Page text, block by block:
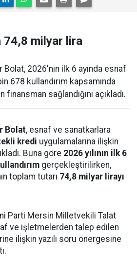
74,8 milyar lira
Bolat, 2026'nın ilk 6 ayında esnaf
678 kullandırım kapsamında
finansman sağlandığını açıkladı.
Bolat, esnaf ve sanatkarlara
kredi uygulamalarına ilişkin
Buna göre 2026 yılının ilk 6
gerçekleştirilirken,
toplam tutarı 74,8 milyar lirayı
Parti Mersin Milletvekili Talat
ve işletmelerden talep edilen
ilişkin yazılı soru önergesine